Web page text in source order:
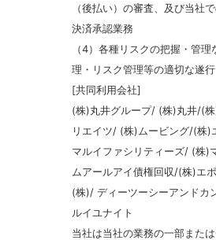
（後払い）の審査、及び当社
決済承認業務
（4）各種リスクの把握・管
理・リスク管理等の適切な遂行
[共同利用会社]
(株)丸井グループ/ (株)丸井/(
リエイツ/ (株)ムービング/(株)
マルイファシリティーズ/ (株)
ムアールアイ債権回収/(株)エ
(株)/ ディーツーシーアンド
ルイユナイト
当社は当社の業務の一部また